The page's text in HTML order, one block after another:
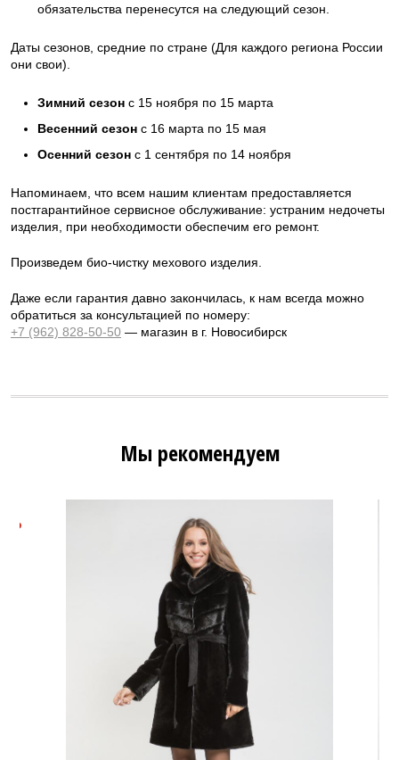
обязательства перенесутся на следующий сезон.
Даты сезонов, средние по стране (Для каждого региона России
они свои).
Зимний сезон с 15 ноября по 15 марта
Весенний сезон с 16 марта по 15 мая
Осенний сезон с 1 сентября по 14 ноября
Напоминаем, что всем нашим клиентам предоставляется
постгарантийное сервисное обслуживание: устраним недочеты
изделия, при необходимости обеспечим его ремонт.
Произведем био-чистку мехового изделия.
Даже если гарантия давно закончилась, к нам всегда можно
обратиться за консультацией по номеру:
+7 (962) 828-50-50 — магазин в г. Новосибирск
Мы рекомендуем